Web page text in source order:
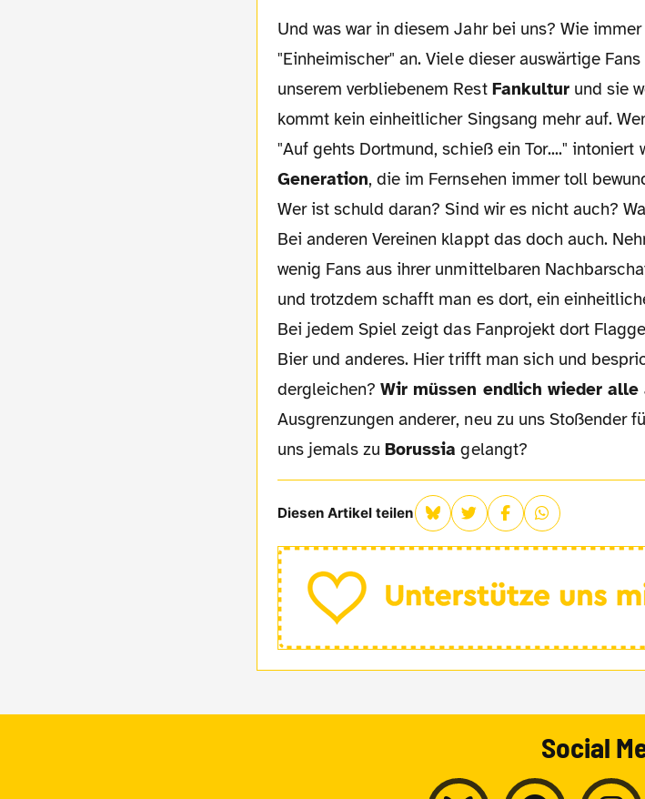
Und was war in diesem Jahr bei uns? Wie
"Einheimischer" an. Viele dieser auswärtige
unserem verbliebenem Rest Fankulturund sie
kommt kein einheitlicher Singsang mehr auf.
"Auf gehts Dortmund, schieß ein Tor...."
Generation, die im Fernsehen immer toll
Wer ist schuld daran? Sind wir es nicht auch?
Bei anderen Vereinen klappt das doch auch.
wenig Fans aus ihrer unmittelbaren
und trotzdem schafft man es dort, ein
Bei jedem Spiel zeigt das Fanprojekt dort
Bier und anderes. Hier trifft man sich und
dergleichen?Wir müssen endlich wieder
Ausgrenzungen anderer, neu zu uns Stoßender
uns jemals zuBorussia gelangt?
Diesen Artikel teilen
Social